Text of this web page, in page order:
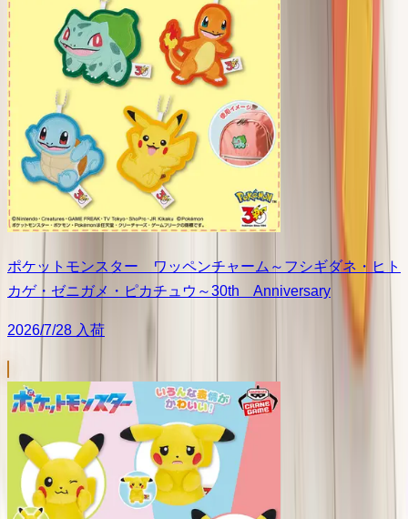
ポケットモンスター ワッペンチャーム～フシギダネ・ヒト
カゲ・ゼニガメ・ピカチュウ～30th Anniversary
2026/7/28 入荷